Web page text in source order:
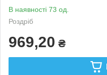
В наявності 73 од.
Роздріб
969,20 ₴